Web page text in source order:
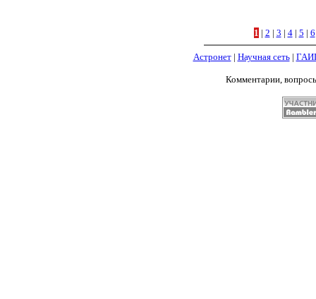
1 | 2 | 3 | 4| 5 | 6
Астронет| Научная сеть|
Комментарии,